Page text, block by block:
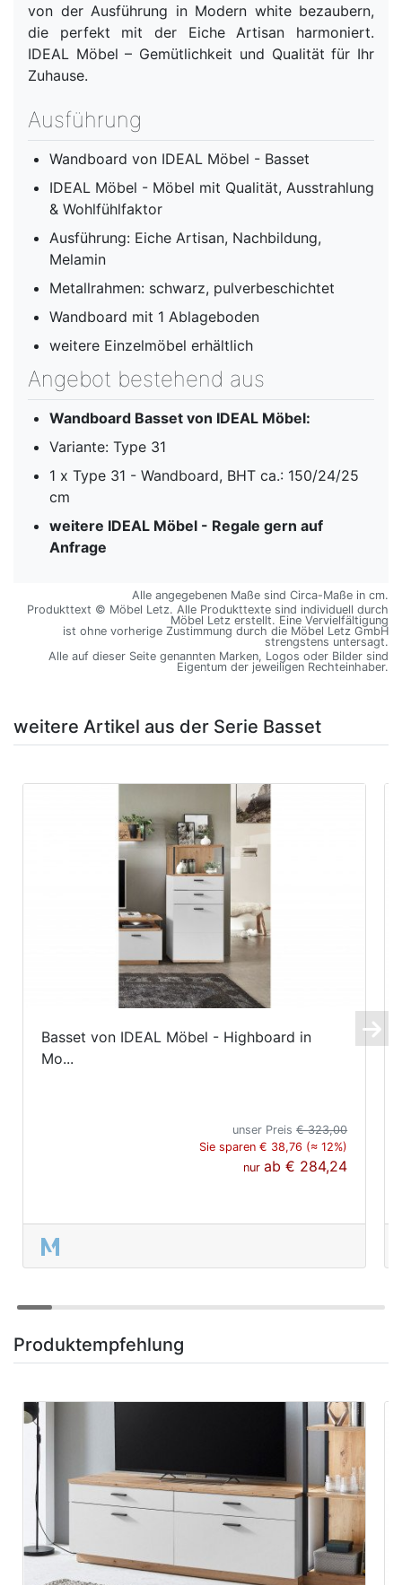
von der Ausführung in Modern white bezaubern,
die perfekt mit der Eiche Artisan harmoniert.
IDEAL Möbel – Gemütlichkeit und Qualität für Ihr
Zuhause.
Ausführung
Wandboard von IDEAL Möbel - Basset
IDEAL Möbel - Möbel mit Qualität, Ausstrahlung
& Wohlfühlfaktor
Ausführung: Eiche Artisan, Nachbildung,
Melamin
Metallrahmen: schwarz, pulverbeschichtet
Wandboard mit 1 Ablageboden
weitere Einzelmöbel erhältlich
Angebot bestehend aus
Wandboard Basset von IDEAL Möbel:
Variante: Type 31
1 x Type 31 - Wandboard, BHT ca.: 150/24/25
cm
weitere IDEAL Möbel - Regale gern auf
Anfrage
Alle angegebenen Maße sind Circa-Maße in cm.
Produkttext © Möbel Letz. Alle Produkttexte sind individuell durch
Möbel Letz erstellt. Eine Vervielfältigung
ist ohne vorherige Zustimmung durch die Möbel Letz GmbH
strengstens untersagt.
Alle auf dieser Seite genannten Marken, Logos oder Bilder sind
Eigentum der jeweiligen Rechteinhaber.
weitere Artikel aus der Serie Basset
Basset von IDEAL Möbel - Highboard in
Mo...
unser Preis€ 323,00
Sie sparen € 38,76 (≈ 12%)
nurab€ 284,24
Produktempfehlung